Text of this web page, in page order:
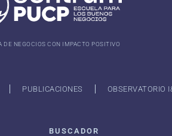
DE NEGOCIOS CON IMPACTO POSITIVO
PUBLICACIONES OBSERVATORIO
BUSCADOR